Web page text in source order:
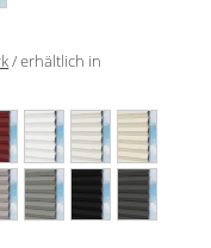
/ erhältlich in